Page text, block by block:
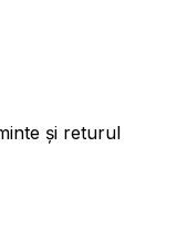
și returul